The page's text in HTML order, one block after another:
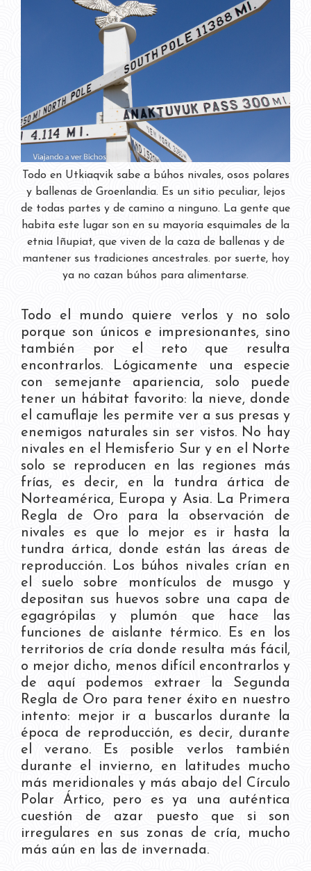
Todo en Utkiaqvik sabe a búhos nivales, osos polares
y ballenas de Groenlandia. Es un sitio peculiar, lejos
de todas partes y de camino a ninguno. La gente que
habita este lugar son en su mayoría esquimales de la
etnia Iñupiat, que viven de la caza de ballenas y de
mantener sus tradiciones ancestrales. por suerte, hoy
ya no cazan búhos para alimentarse.
Todo el mundo quiere verlos y no solo
porque son únicos e impresionantes, sino
también por el reto que resulta
encontrarlos. Lógicamente una especie
con semejante apariencia, solo puede
tener un hábitat favorito: la nieve, donde
el camuflaje les permite ver a sus presas y
enemigos naturales sin ser vistos. No hay
nivales en el Hemisferio Sur y en el Norte
solo se reproducen en las regiones más
frías, es decir, en la tundra ártica de
Norteamérica, Europa y Asia. La Primera
Regla de Oro para la observación de
nivales es que lo mejor es ir hasta la
tundra ártica, donde están las áreas de
reproducción. Los búhos nivales crían en
el suelo sobre montículos de musgo y
depositan sus huevos sobre una capa de
egagrópilas y plumón que hace las
funciones de aislante térmico. Es en los
territorios de cría donde resulta más fácil,
o mejor dicho, menos difícil encontrarlos y
de aquí podemos extraer la Segunda
Regla de Oro para tener éxito en nuestro
intento: mejor ir a buscarlos durante la
época de reproducción, es decir, durante
el verano. Es posible verlos también
durante el invierno, en latitudes mucho
más meridionales y más abajo del Círculo
Polar Ártico, pero es ya una auténtica
cuestión de azar puesto que si son
irregulares en sus zonas de cría, mucho
más aún en las de invernada.